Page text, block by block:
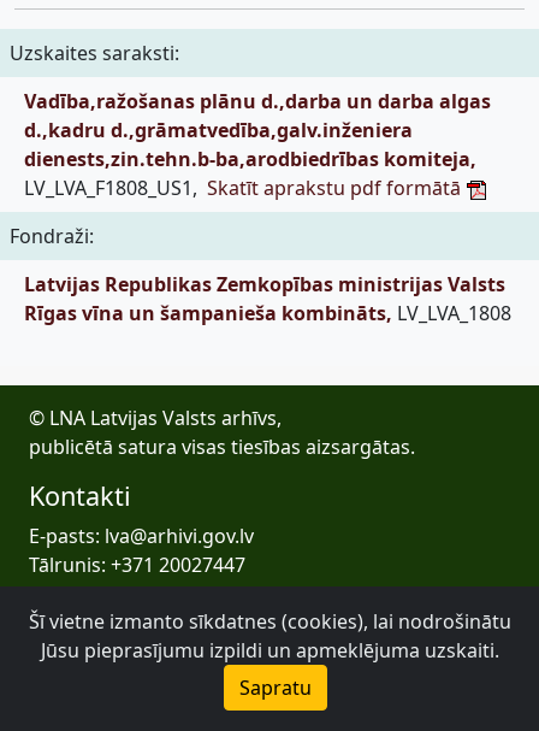
Uzskaites saraksti:
Vadība,ražošanas plānu d.,darba un darba algas
d.,kadru d.,grāmatvedība,galv.inženiera
dienests,zin.tehn.b-ba,arodbiedrības komiteja,
LV_LVA_F1808_US1, Skatīt aprakstu pdf formātā
Fondraži:
Latvijas Republikas Zemkopības ministrijas Valsts
Rīgas vīna un šampanieša kombināts, LV_LVA_1808
© LNA Latvijas Valsts arhīvs,
publicētā satura visas tiesības aizsargātas.
Kontakti
E-pasts: lva@arhivi.gov.lv
Tālrunis: +371 20027447
Bezdelīgu 1A, Rīga
Latvijas Valsts arhīvs
Šī vietne izmanto sīkdatnes (cookies), lai nodrošinātu
Jūsu pieprasījumu izpildi un apmeklējuma uzskaiti.
Sapratu